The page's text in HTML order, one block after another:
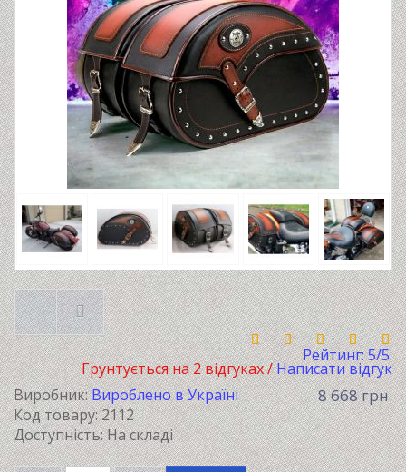
Рейтинг:5/5.
Грунтується на2відгуках /Написати відгук
Виробник:Вироблено в Україні
Код товару:2112
Доступність: На складі
8 668 грн.